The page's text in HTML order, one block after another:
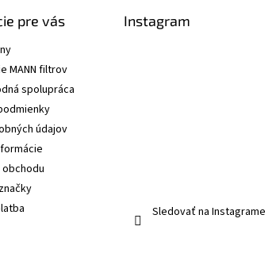
pre vás
MANN filtrov
spolupráca
údajov
Instagram
Sledovať na Instagrame